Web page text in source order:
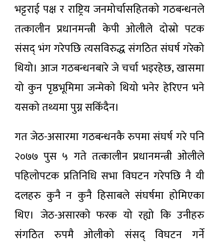
भट्टराई पक्ष र राष्ट्रिय जनमोर्चासहितको गठबन्धनले
तत्कालीन प्रधानमन्त्री केपी ओलीले दोस्रो पटक
संसद्‌ भंग गरेपछि त्यसविरुद्ध संगठित संघर्ष गरेको
थियो। आज गठबन्धनबारे जे चर्चा भइरहेछ, खासमा
यो कुन पृष्ठभूमिमा जन्मेको थियो भनेर हेरिएन भने
यसको तथ्यमा पुग्न सकिँदैन।
गत जेठ-असारमा गठबन्धनकै रुपमा संघर्ष गरे पनि
२०७७ पुस ५ गते तत्कालीन प्रधानमन्त्री ओलीले
पहिलोपटक प्रतिनिधि सभा विघटन गरेपछि नै यी
दलहरु कुनै न कुनै हिसाबले संघर्षमा होमिएका
थिए। जेठ-असारको फरक यो रह्यो कि उनीहरु
संगठित रुपमै ओलीको संसद्‌ विघटन गर्ने